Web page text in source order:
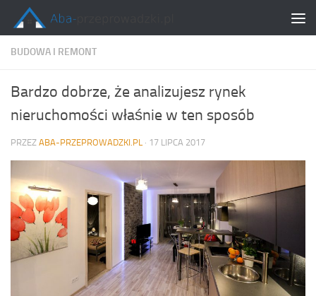
Skip to content
BUDOWA I REMONT
Bardzo dobrze, że analizujesz rynek
nieruchomości właśnie w ten sposób
PRZEZ ABA-PRZEPROWADZKI.PL · 17 LIPCA 2017